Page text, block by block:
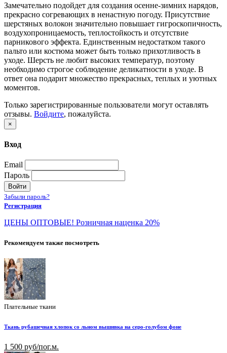
Замечательно подойдет для создания осенне-зимних нарядов,
прекрасно согревающих в ненастную погоду. Присутствие
шерстяных волокон значительно повышает гигроскопичность,
воздухопроницаемость, теплостойкость и отсутствие
парникового эффекта. Единственным недостатком такого
пальто или костюма может быть только прихотливость в
уходе. Шерсть не любит высоких температур, поэтому
необходимо строгое соблюдение деликатности в уходе. В
ответ она подарит множество прекрасных, теплых и уютных
моментов.
Только зарегистрированные пользователи могут оставлять
отзывы. Войдите, пожалуйста.
×
Вход
Email
Пароль
Войти
Забыли пароль?
Регистрация
ЦЕНЫ ОПТОВЫЕ! Розничная наценка 20%
Рекомендуем также посмотреть
Плательные ткани
Ткань рубашечная хлопок со льном вышивка на серо-голубом фоне
1 500 руб/пог.м.